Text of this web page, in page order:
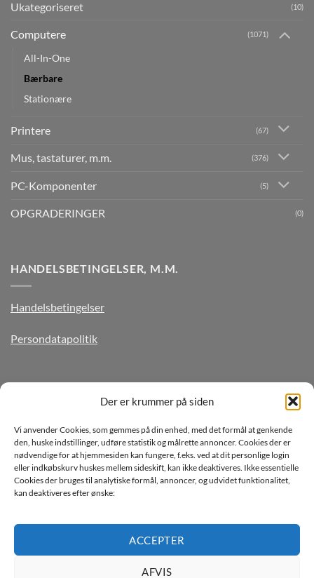
Der er krummer på siden
Vi anvender Cookies, som gemmes på din enhed, med det formål at genkende
den, huske indstillinger, udføre statistik og målrette annoncer. Cookies der er
nødvendige for at hjemmesiden kan fungere, f.eks. ved at dit personlige login
eller indkøbskurv huskes mellem sideskift, kan ikke deaktiveres. Ikke essentielle
Cookies der bruges til analytiske formål, annoncer, og udvidet funktionalitet,
kan deaktiveres efter ønske:
ACCEPTER
AFVIS
Ukategoriseret (10)
Computere (1071)
All-In-One
Bærbare
Stationære
Printere (67)
Mus, tastaturer, m.m. (376)
PC-Komponenter (5)
OPGRADERINGER (0)
HANDELSBETINGELSER, M.M.
Handelsbetingelser
Persondatapolitik
Læs vores Persondatapolitik